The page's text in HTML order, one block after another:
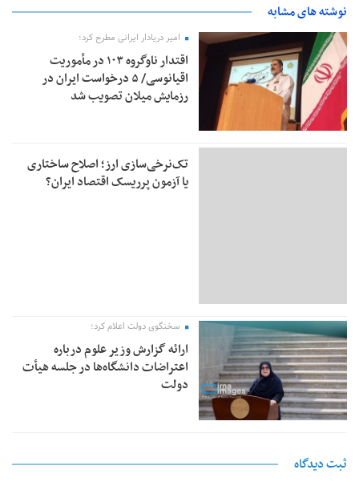
نوشته های مشابه
امیر دریادار ایرانی مطرح کرد؛
اقتدار ناوگروه ۱۰۳ در مأموریت‌
اقیانوسی/ ۵ درخواست ایران در
رزمایش میلان تصویب شد
تک‌نرخی‌سازی ارز؛ اصلاح ساختاری
یا آزمون پرریسک اقتصاد ایران؟
سخنگوی دولت اعلام کرد؛
ارائه گزارش وزیر علوم درباره
اعتراضات دانشگاه‌ها در جلسه هیأت
دولت
ثبت دیدگاه